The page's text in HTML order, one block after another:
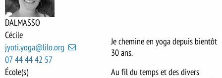
DALMASSO
Cécile
jyoti.yoga@lilo.org
07 44 44 42 57
École(s)
Je chemine en yoga depuis bientôt
30 ans.
Au fil du temps et des divers